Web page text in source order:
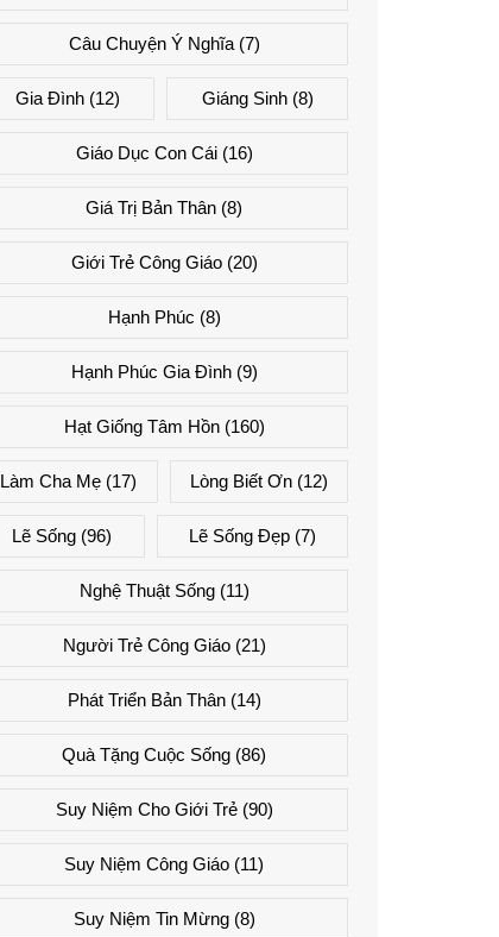
Câu Chuyện Ý Nghĩa(7)
Gia Đình(12) Giáng Sinh(8)
Giáo Dục Con Cái(16)
Giá Trị Bản Thân (8)
Giới Trẻ Công Giáo(20)
Hạnh Phúc (8)
Hạnh Phúc Gia Đình(9)
Hạt Giống Tâm Hồn(160)
Làm Cha Mẹ (17) Lòng Biết Ơn(12)
Lẽ Sống (96) Lẽ Sống Đẹp(7)
Nghệ Thuật Sống(11)
Người Trẻ Công Giáo(21)
Phát Triển Bản Thân(14)
Quà Tặng Cuộc Sống (86)
Suy Niệm Cho Giới Trẻ(90)
Suy Niệm Công Giáo (11)
Suy Niệm Tin Mừng(8)